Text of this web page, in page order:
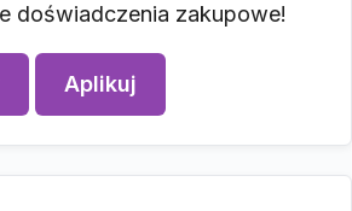
doświadczenia zakupowe!
Aplikuj